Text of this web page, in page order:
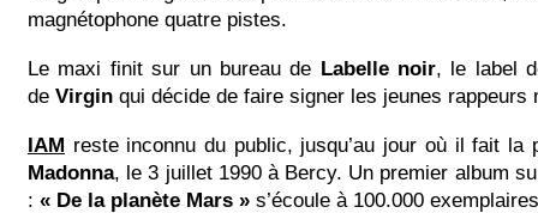
magnétophone quatre pistes.
Le maxi finit sur un bureau de Labelle noir, le label
de Virgin qui décide de faire signer les jeunes rappeurs
IAM reste inconnu du public, jusqu’au jour où il fait la
Madonna, le 3 juillet 1990 à Bercy. Un premier album
: « De la planète Mars » s’écoule à 100.000